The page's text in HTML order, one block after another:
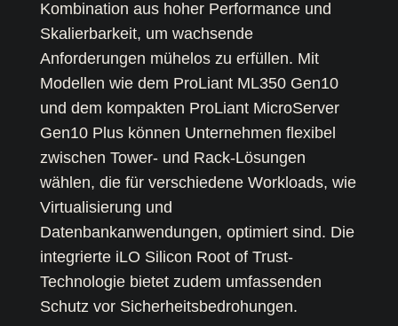
Kombination aus hoher Performance und
Skalierbarkeit, um wachsende
Anforderungen mühelos zu erfüllen. Mit
Modellen wie dem ProLiant ML350 Gen10
und dem kompakten ProLiant MicroServer
Gen10 Plus können Unternehmen flexibel
zwischen Tower- und Rack-Lösungen
wählen, die für verschiedene Workloads, wie
Virtualisierung und
Datenbankanwendungen, optimiert sind. Die
integrierte iLO Silicon Root of Trust-
Technologie bietet zudem umfassenden
Schutz vor Sicherheitsbedrohungen.